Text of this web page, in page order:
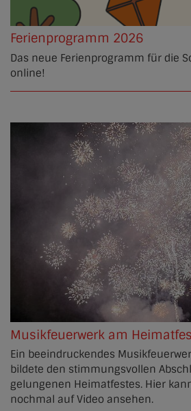
Ferienprogramm 2026
Das neue Ferienprogramm für die
online!
Musikfeuerwerk am
Ein beeindruckendes
bildete den stimmungsvollen
gelungenen Heimatfestes. Hier
nochmal auf Video ansehen.